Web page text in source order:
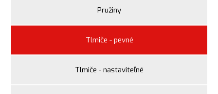
Pružiny
Tlmiče - pevné
Tlmiče - nastaviteľné